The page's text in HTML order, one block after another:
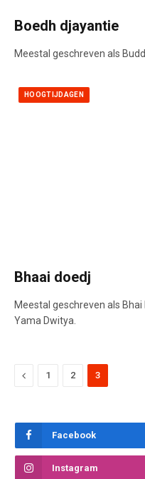
Boedh djayantie
Meestal geschreven als
HOOGTIJDAGEN
Bhaai doedj
Meestal geschreven als Bhai
Yama Dwitya.
Previous
1 2 3
Facebook
Instagram